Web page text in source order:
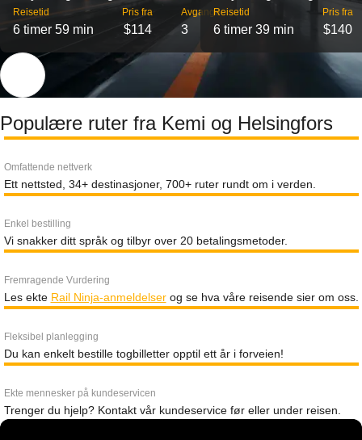
Reisetid
6 timer 59 min
Pris fra
$114
Avganger
3
Reisetid
6 timer 39 min
Pris fra
$140
Populære ruter fra Kemi og Helsingfors
Omfattende nettverk
Ett nettsted, 34+ destinasjoner, 700+ ruter rundt om i verden.
Enkel bestilling
Vi snakker ditt språk og tilbyr over 20 betalingsmetoder.
Fremragende Vurdering
Les ekte Rail Ninja-anmeldelserog se hva våre reisende sier om oss.
Fleksibel planlegging
Du kan enkelt bestille togbilletter opptil ett år i forveien!
Ekte mennesker på kundeservicen
Trenger du hjelp? Kontakt vår kundeservice før eller under reisen.